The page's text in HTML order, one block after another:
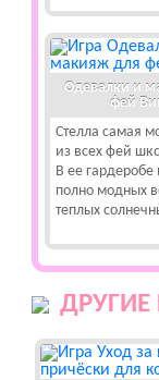
Одевалки и
фей
Стелла самая
из всех фей
В ее гардеробе
полно модных
теплых